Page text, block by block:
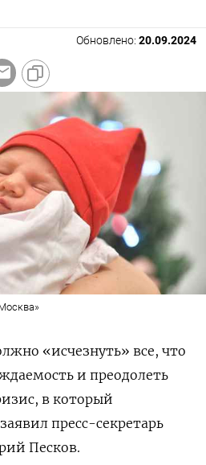
Обновлено: 20.09.2024
«исчезнуть» все, что
и преодолеть
в который
пресс-секретарь
Песков.